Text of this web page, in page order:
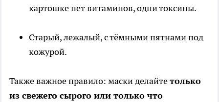
картошке нет витаминов, одни токсины.
Старый, лежалый, с тёмными пятнами под
кожурой.
Также важное правило: маски делайтетолько
из свежего сырого или только что